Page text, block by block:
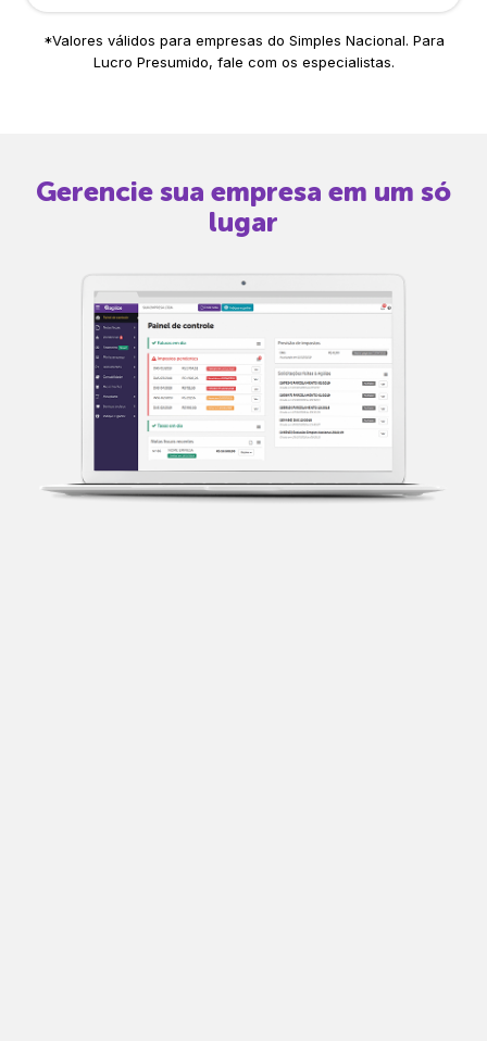
*Valores válidos para empresas do Simples Nacional. Para
Lucro Presumido, fale com os especialistas.
Gerencie sua empresa em um só
lugar